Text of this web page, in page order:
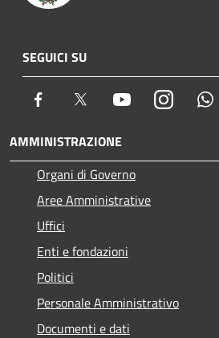
SEGUICI SU
Facebook Twitter YoutubeInstagram
AMMINISTRAZIONE
Organi di Governo
Aree Amministrative
Uffici
Enti e fondazioni
Politici
Personale Amministrativo
Documenti e dati